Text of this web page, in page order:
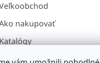
nakupovať